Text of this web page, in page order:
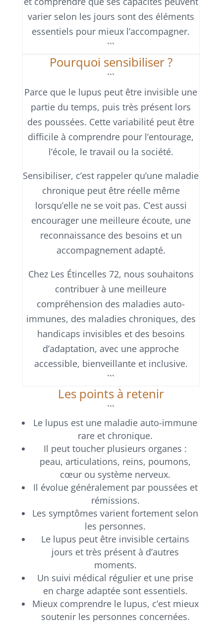
varier selon les jours sont des éléments
essentiels pour mieux l’accompagner.
```
Pourquoi sensibiliser ?
```
Parce que le lupus peut être invisible une
partie du temps, puis très présent lors
des poussées. Cette variabilité peut être
difficile à comprendre pour l’entourage,
l’école, le travail ou la société.
Sensibiliser, c’est rappeler qu’une maladie
chronique peut être réelle même
lorsqu’elle ne se voit pas. C’est aussi
encourager une meilleure écoute, une
reconnaissance des besoins et un
accompagnement adapté.
Chez Les Étincelles 72, nous souhaitons
contribuer à une meilleure
compréhension des maladies auto-
immunes, des maladies chroniques, des
handicaps invisibles et des besoins
d’adaptation, avec une approche
accessible, bienveillante et inclusive.
```
Les points à retenir
```
Le lupus est une maladie auto-immune
rare et chronique.
Il peut toucher plusieurs organes :
peau, articulations, reins, poumons,
cœur ou système nerveux.
Il évolue généralement par poussées et
rémissions.
Les symptômes varient fortement selon
les personnes.
Le lupus peut être invisible certains
jours et très présent à d’autres
moments.
Un suivi médical régulier et une prise
en charge adaptée sont essentiels.
Mieux comprendre le lupus, c’est mieux
soutenir les personnes concernées.